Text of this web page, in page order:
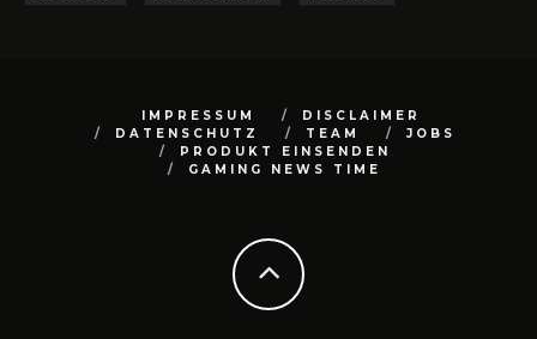
IMPRESSUM
DISCLAIMER
DATENSCHUTZ
TEAM
JOBS
PRODUKT EINSENDEN
GAMING NEWS TIME